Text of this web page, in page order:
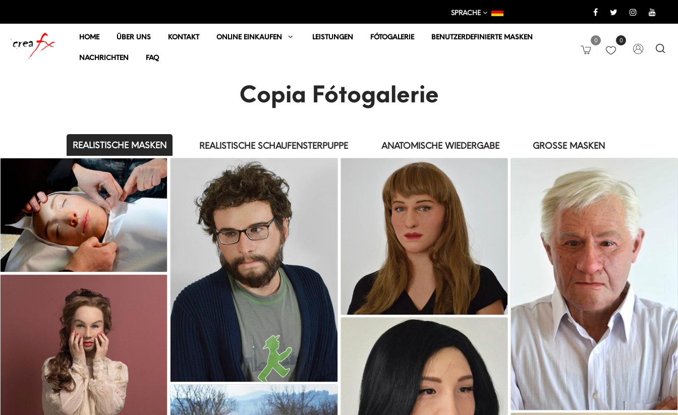
SPRACHE
HOME ÜBER UNS KONTAKT ONLINE EINKAUFEN LEISTUNGEN FÓTOGALERIE BENUTZERDEFINIERTE MASKEN
NACHRICHTEN FAQ
0 0
Copia Fótogalerie
REALISTISCHE MASKEN REALISTISCHE SCHAUFENSTERPUPPE ANATOMISCHE WIEDERGABE GROSSE MASKEN